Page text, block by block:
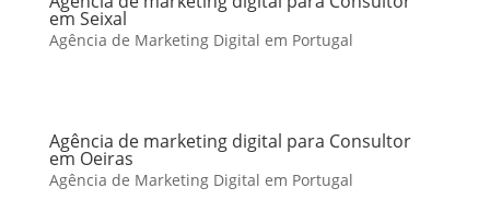
em Seixal
Agência de Marketing Digital em Portugal
Agência de marketing digital para Consultor
em Oeiras
Agência de Marketing Digital em Portugal